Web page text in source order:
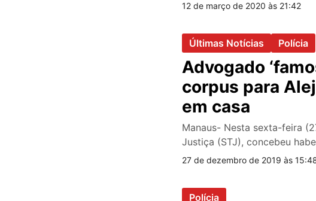
12 de março de 2020 às 21:42
Últimas Notícias Polícia
Advogado
corpus para
em casa
Manaus- Nesta sexta-feira
Justiça (STJ), concebeu
27 de dezembro de 2019 às
Polícia